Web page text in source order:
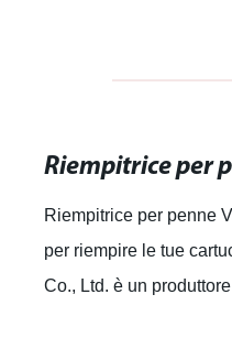
Riempitrice per penne
per riempire le tue
Co., Ltd. è un